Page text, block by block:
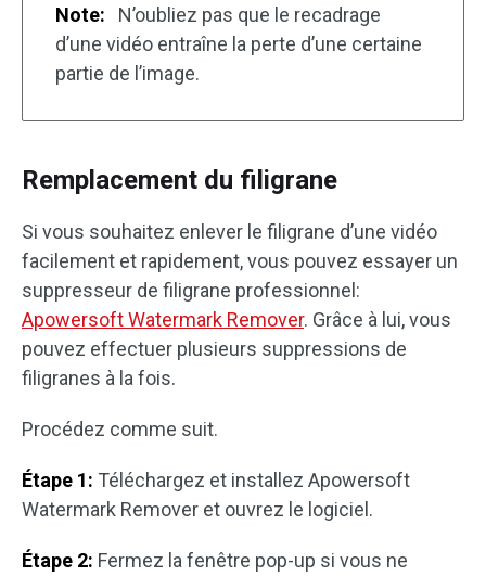
Note:
N’oubliez pas que le recadrage
d’une vidéo entraîne la perte d’une certaine
partie de l’image.
Remplacement du filigrane
Si vous souhaitez enlever le filigrane d’une vidéo
facilement et rapidement, vous pouvez essayer un
suppresseur de filigrane professionnel:
Apowersoft Watermark Remover. Grâce à lui, vous
pouvez effectuer plusieurs suppressions de
filigranes à la fois.
Procédez comme suit.
Étape 1: Téléchargez et installez Apowersoft
Watermark Remover et ouvrez le logiciel.
Étape 2: Fermez la fenêtre pop-up si vous ne